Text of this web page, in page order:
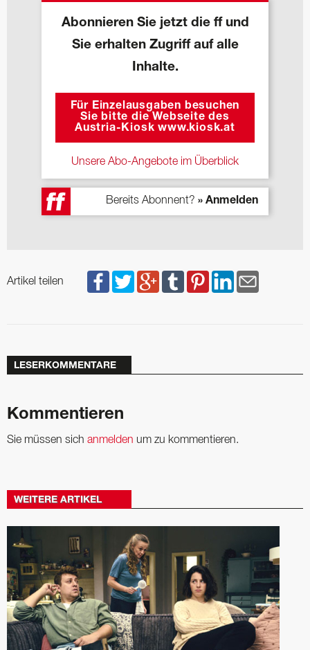
Abonnieren Sie jetzt die ff und
Sie erhalten Zugriff auf alle
Inhalte.
Für Einzelausgaben besuchen
Sie bitte die Webseite des
Austria-Kiosk www.kiosk.at
Unsere Abo-Angebote im Überblick
Bereits Abonnent? » Anmelden
Artikel teilen
LESERKOMMENTARE
Kommentieren
Sie müssen sich anmelden um zu kommentieren.
WEITERE ARTIKEL